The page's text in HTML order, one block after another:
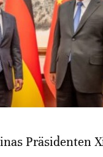
Präsidenten